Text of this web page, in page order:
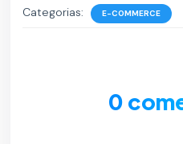
Categorias: E-COMMERCE
0